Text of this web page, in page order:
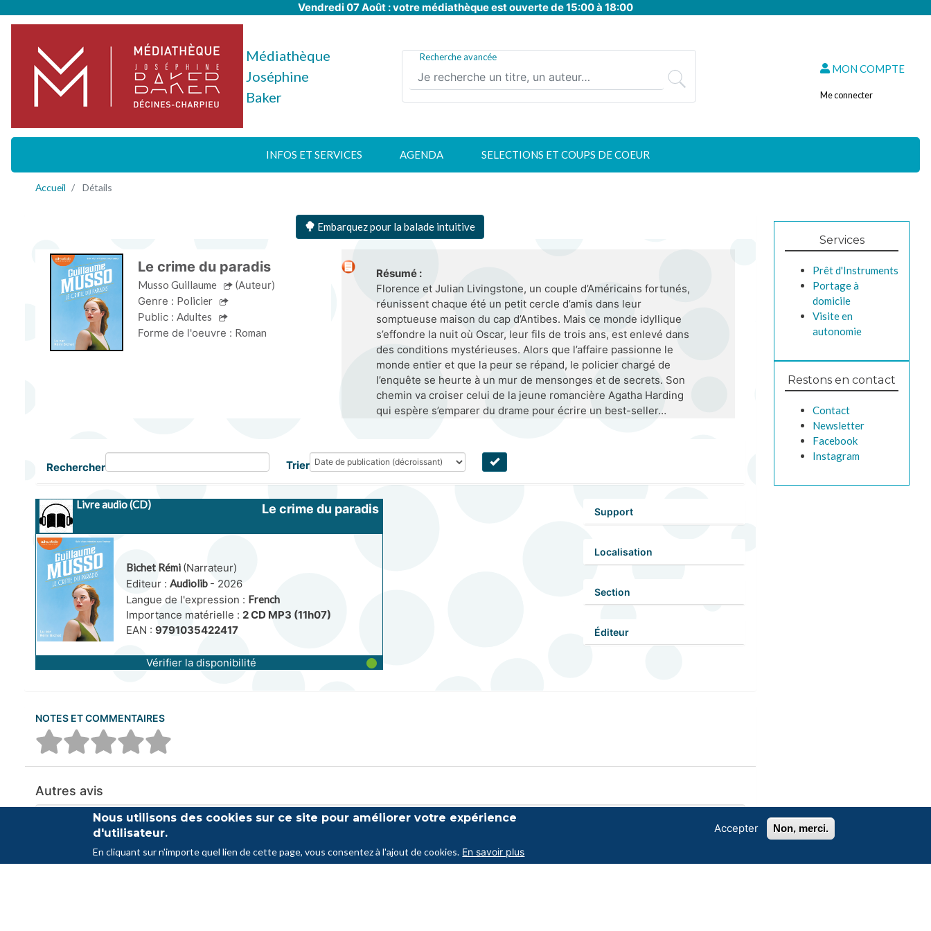
Aller
principal
Vendredi 07 Août : votre médiathèque est ouverte de 15:00 à 18:00
Médiathèque
Joséphine
Baker
Recherche avancée
MON COMPTE
Me connecter
INFOS ET SERVICES AGENDA SELECTIONS ET COUPS DE COEUR
Accueil Détails
Embarquez pour la balade intuitive
Le crime du paradis
Musso Guillaume
(Auteur)
Genre : Policier
Public : Adultes
Forme de l'oeuvre : Roman
Résumé :
Florence et Julian Livingstone, un couple d’Américains fortunés,
réunissent chaque été un petit cercle d’amis dans leur
somptueuse maison du cap d’Antibes. Mais ce monde idyllique
s’effondre la nuit où Oscar, leur fils de trois ans, est enlevé dans
des conditions mystérieuses. Alors que l’affaire passionne le
monde entier et que la peur se répand, le policier chargé de
l’enquête se heurte à un mur de mensonges et de secrets. Son
chemin va croiser celui de la jeune romancière Agatha Harding
qui espère s’emparer du drame pour écrire un best-seller…
Rechercher Trier
Livre audio (CD) Le crime du paradis
Bichet Rémi (Narrateur)
Editeur : Audiolib - 2026
Langue de l'expression : French
Importance matérielle : 2 CD MP3 (11h07)
EAN : 9791035422417
Vérifier la disponibilité
Support
Localisation
Section
Éditeur
NOTES ET COMMENTAIRES
Autres avis
Aucun commentaire n'a été trouvé
Services
Prêt d'Instruments
Portage à
domicile
Visite en
autonomie
Restons en contact
Contact
Newsletter
Facebook
Instagram
Nous utilisons des cookies sur ce site pour améliorer votre expérience
d'utilisateur.
En cliquant sur n'importe quel lien de cette page, vous consentez à l'ajout de cookies. En savoir plus
Accepter Non, merci.